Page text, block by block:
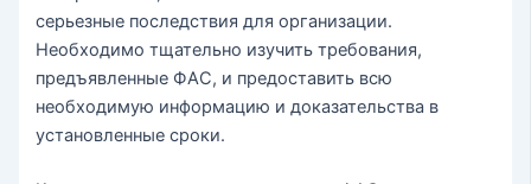
серьезные последствия для организации.
Необходимо тщательно изучить требования,
предъявленные ФАС, и предоставить всю
необходимую информацию и доказательства в
установленные сроки.